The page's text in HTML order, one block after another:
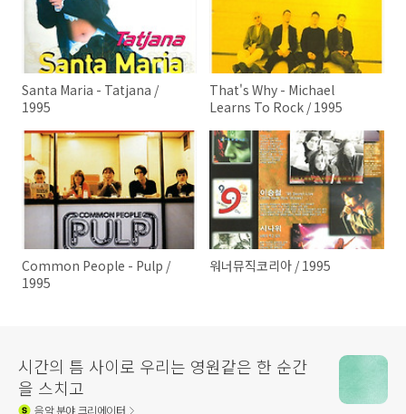
Santa Maria - Tatjana /
1995
That's Why - Michael
Learns To Rock / 1995
Common People - Pulp /
1995
워너뮤직코리아 / 1995
시간의 틈 사이로 우리는 영원같은 한 순간
을 스치고
음악분야 크리에이터